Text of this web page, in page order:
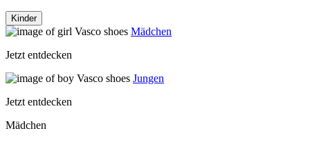
Kinder
Mädchen
Jetzt entdecken
Jungen
Jetzt entdecken
Mädchen